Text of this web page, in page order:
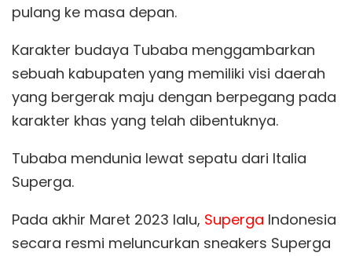
pulang ke masa depan.
Karakter budaya Tubaba menggambarkan
sebuah kabupaten yang memiliki visi daerah
yang bergerak maju dengan berpegang pada
karakter khas yang telah dibentuknya.
Tubaba mendunia lewat sepatu dari Italia
Superga.
Pada akhir Maret 2023 lalu, Superga Indonesia
secara resmi meluncurkan sneakers Superga